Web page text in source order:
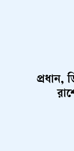
প্রধান,